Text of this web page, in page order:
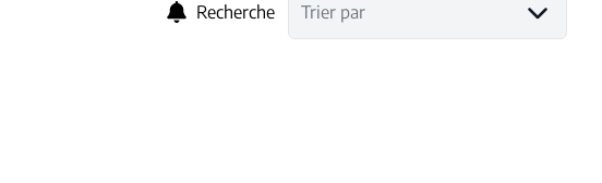
Recherche Trier par